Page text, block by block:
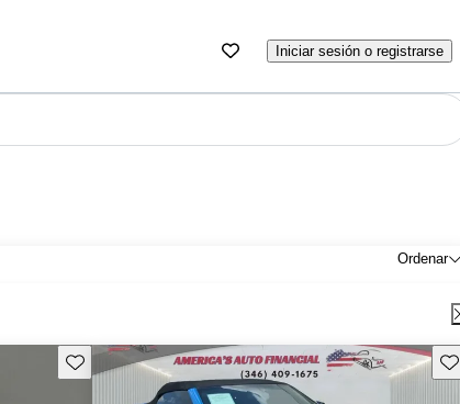
Iniciar sesión o registrarse
Ordenar
Guarda este Aviso